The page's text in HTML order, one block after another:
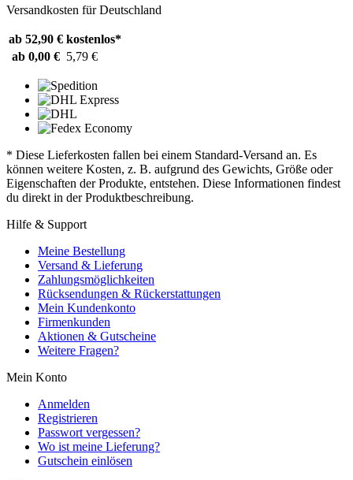
Versandkosten für Deutschland
ab 52,90 € kostenlos*
ab 0,00 € 5,79 €
* Diese Lieferkosten fallen bei einem Standard-Versand an. Es
können weitere Kosten, z. B. aufgrund des Gewichts, Größe oder
Eigenschaften der Produkte, entstehen. Diese Informationen findest
du direkt in der Produktbeschreibung.
Hilfe & Support
Meine Bestellung
Versand & Lieferung
Zahlungsmöglichkeiten
Rücksendungen & Rückerstattungen
Mein Kundenkonto
Firmenkunden
Aktionen & Gutscheine
Weitere Fragen?
Mein Konto
Anmelden
Registrieren
Passwort vergessen?
Wo ist meine Lieferung?
Gutschein einlösen